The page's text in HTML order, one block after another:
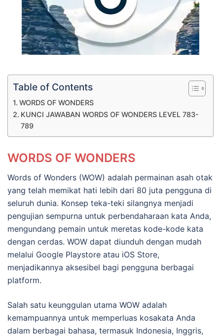
Table of Contents
WORDS OF WONDERS
KUNCI JAWABAN WORDS OF WONDERS LEVEL 783-
789
WORDS OF WONDERS
Words of Wonders (WOW) adalah permainan asah otak
yang telah memikat hati lebih dari 80 juta pengguna di
seluruh dunia. Konsep teka-teki silangnya menjadi
pengujian sempurna untuk perbendaharaan kata Anda,
mengundang pemain untuk meretas kode-kode kata
dengan cerdas. WOW dapat diunduh dengan mudah
melalui Google Playstore atau iOS Store,
menjadikannya aksesibel bagi pengguna berbagai
platform.
Salah satu keunggulan utama WOW adalah
kemampuannya untuk memperluas kosakata Anda
dalam berbagai bahasa, termasuk Indonesia, Inggris,